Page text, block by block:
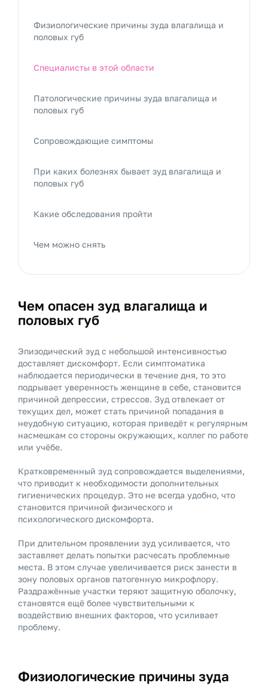
Чем опасен зуд влагалища и
половых губ
Эпизодический зуд с небольшой интенсивностью
доставляет дискомфорт. Если симптоматика
наблюдается периодически в течение дня, то это
подрывает уверенность женщине в себе, становится
причиной депрессии, стрессов. Зуд отвлекает от
текущих дел, может стать причиной попадания в
неудобную ситуацию, которая приведёт к регулярным
насмешкам со стороны окружающих, коллег по работе
или учёбе.
Кратковременный зуд сопровождается выделениями,
что приводит к необходимости дополнительных
гигиенических процедур. Это не всегда удобно, что
становится причиной физического и
психологического дискомфорта.
При длительном проявлении зуд усиливается, что
заставляет делать попытки расчесать проблемные
места. В этом случае увеличивается риск занести в
зону половых органов патогенную микрофлору.
Раздражённые участки теряют защитную оболочку,
становятся ещё более чувствительными к
воздействию внешних факторов, что усиливает
проблему.
Физиологические причины зуда
Физиологические причины зуда влагалища и
половых губ
Специалисты в этой области
Патологические причины зуда влагалища и
половых губ
Сопровождающие симптомы
При каких болезнях бывает зуд влагалища и
половых губ
Какие обследования пройти
Чем можно снять